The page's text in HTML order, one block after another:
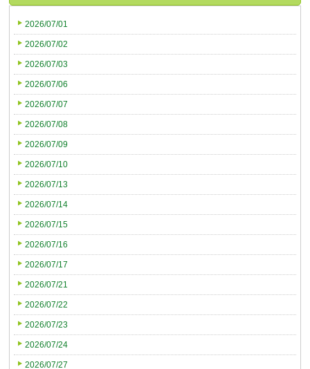
2026/07/01
2026/07/02
2026/07/03
2026/07/06
2026/07/07
2026/07/08
2026/07/09
2026/07/10
2026/07/13
2026/07/14
2026/07/15
2026/07/16
2026/07/17
2026/07/21
2026/07/22
2026/07/23
2026/07/24
2026/07/27